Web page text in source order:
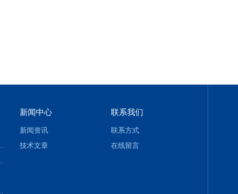
新闻中心
新闻资讯
技术文章
联系我们
联系方式
在线留言